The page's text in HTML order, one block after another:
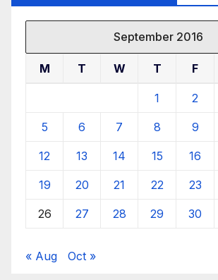
September 2016
M T W T F
1 2
5 6 7 8 9
12 13 14 15 16
19 20 21 22 23
26 27 28 29 30
« Aug Oct »